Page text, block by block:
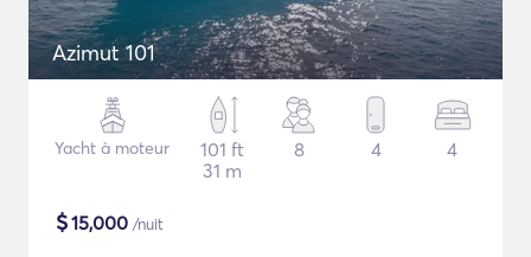
Azimut 101
Yacht à moteur
101 ft
31 m
8 4 4
$15,000 /nuit